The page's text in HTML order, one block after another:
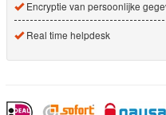
Encryptie van persoonlijke
Real time helpdesk